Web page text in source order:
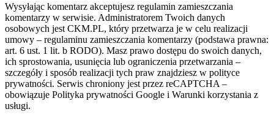
Wysyłając komentarz akceptujesz regulamin zamieszczania
komentarzy w serwisie. Administratorem Twoich danych
osobowych jest CKM.PL, który przetwarza je w celu realizacji
umowy – regulaminu zamieszczania komentarzy (podstawa prawna:
art. 6 ust. 1 lit. b RODO). Masz prawo dostępu do swoich danych,
ich sprostowania, usunięcia lub ograniczenia przetwarzania –
szczegóły i sposób realizacji tych praw znajdziesz w polityce
prywatności. Serwis chroniony jest przez reCAPTCHA –
obowiązuje Polityka prywatności Google i Warunki korzystania z
usługi.